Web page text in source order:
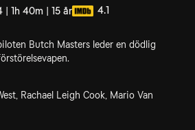
| 1h 40m | 15 år 4.1
Butch Masters leder en dödlig
Rachael Leigh Cook, Mario Van